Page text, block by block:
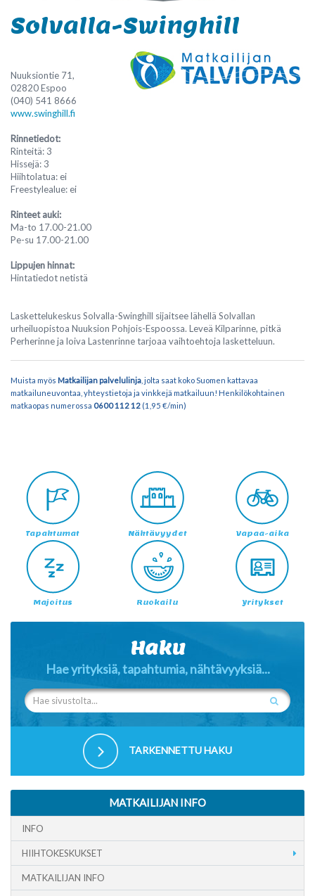
Solvalla-Swinghill
Nuuksiontie 71,
02820 Espoo
(040) 541 8666
www.swinghill.fi
Rinnetiedot:
Rinteitä: 3
Hissejä: 3
Hiihtolatua: ei
Freestylealue: ei
Rinteet auki:
Ma-to 17.00-21.00
Pe-su 17.00-21.00
Lippujen hinnat:
Hintatiedot netistä
Laskettelukeskus Solvalla-Swinghill sijaitsee lähellä Solvallan
urheiluopistoa Nuuksion Pohjois-Espoossa. Leveä Kilparinne, pitkä
Perherinne ja loiva Lastenrinne tarjoaa vaihtoehtoja lasketteluun.
Muista myös Matkailijan palvelulinja , jolta saat koko Suomen kattavaa
matkailuneuvontaa, yhteystietoja ja vinkkejä matkailuun! Henkilökohtainen
matkaopas numerossa 0600 112 12 (1,95 €/min)
Tapahtumat Nähtävyydet Vapaa-aika
Majoitus Ruokailu Yritykset
Haku
Hae yrityksiä, tapahtumia, nähtävyyksiä...
TARKENNETTU HAKU
MATKAILIJAN INFO
INFO
HIIHTOKESKUKSET
MATKAILIJAN INFO